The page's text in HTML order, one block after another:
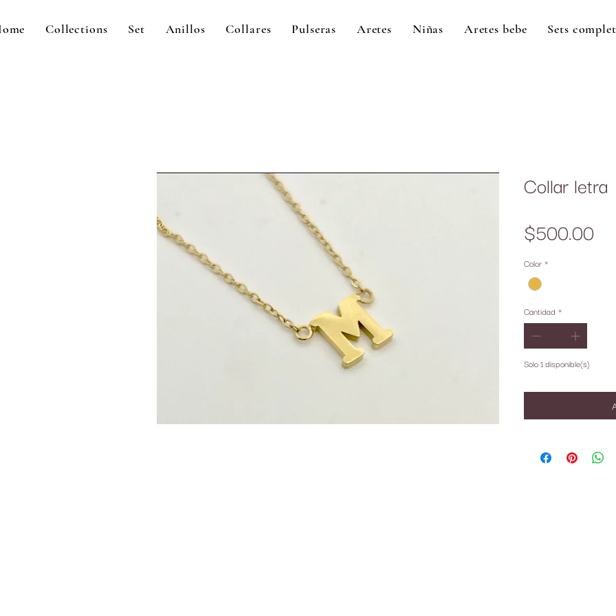
Collections Set Anillos Collares Pulseras Aretes Niñas Aretes bebe Sets
Collar letra
$500.00
Color *
Cantidad *
Solo 1 disponible(s)